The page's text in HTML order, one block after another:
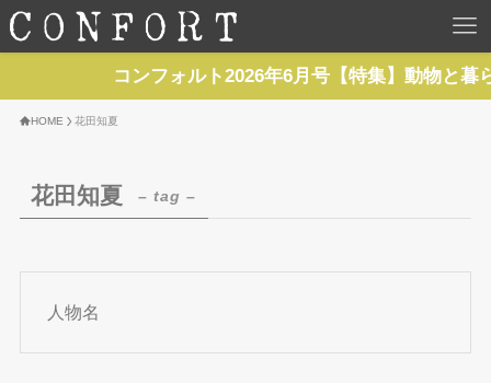
HOME
コンフォルト2026年6月号【特集】動物と
HOME 花田知夏
花田知夏 – tag –
人物名